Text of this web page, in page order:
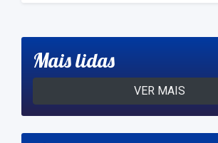
Mais lidas
VER MAIS